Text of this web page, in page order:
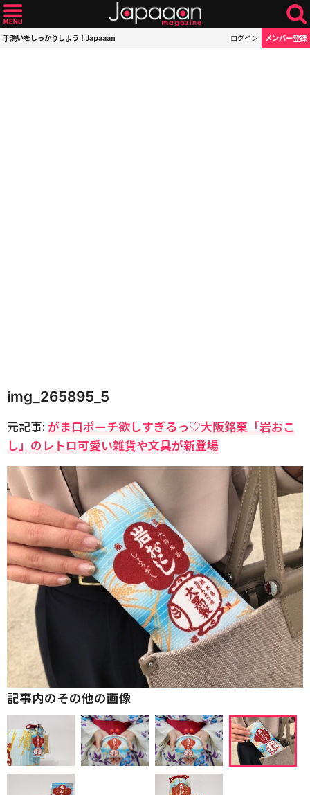
手洗いをしっかりしよう！Japaaan ログイン メンバー登録
img_265895_5
元記事:がま口ポーチ欲しすぎるっ♡大阪銘菓「岩おこ
し」のレトロ可愛い雑貨や文具が新登場
記事内のその他の画像